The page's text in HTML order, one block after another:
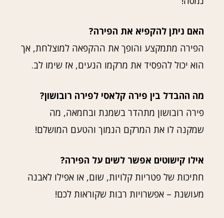
האם ניתן להקפיא את הפירה?
הפירה מתמקצע והופך את ההקפאה למוצלחת, אך
הוא יכול להפסיד את מרקמו הנעים, אז שימו לב.
מה ההבדל בין פירה קלאסי לפירה רובושון?
פירה רובושון מתהדר בשמנת ובחמאה, מה
שמקנה לו את המרקם הנמוך והטעם המושלם!
אילו קישוטים אפשר לשים על הפירה?
חתיכות של פטריות קלויות, שום, או אפילו לאבנה
מעושנת – אפשרויות רבות שקוראות לכם!